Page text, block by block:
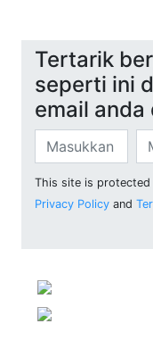
Tertarik
seperti ini
email anda
This site is protected
Privacy Policy and